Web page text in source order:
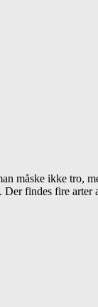
måske ikke tro,
Der findes fire arter